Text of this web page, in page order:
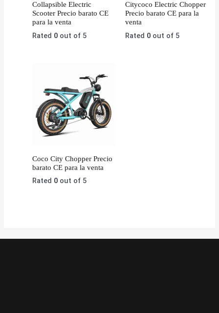
Collapsible Electric
Scooter Precio barato CE
para la venta
Rated 0 out of 5
Citycoco Electric Chopper
Precio barato CE para la
venta
Rated 0out of 5
Coco City Chopper Precio
barato CE para la venta
Rated 0 out of 5